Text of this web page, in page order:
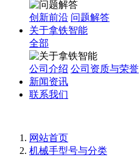
创新前沿 问题解答
关于拿铁智能
全部
公司介绍 公司资质与荣誉
新闻资讯
联系我们
网站首页
机械手型号与分类